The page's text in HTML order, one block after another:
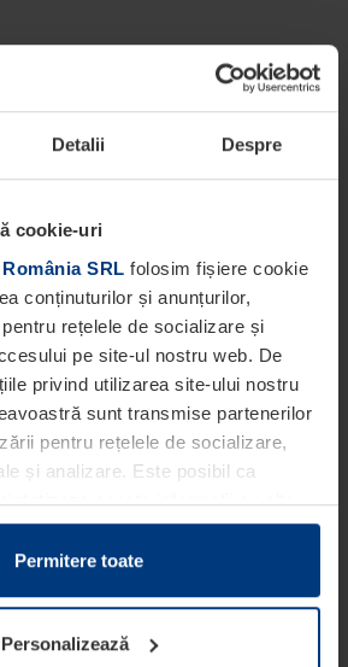
Detalii Despre
cookie-uri
SRL folosim fișiere cookie
conținuturilor și anunțurilor,
rețelele de socializare și
pe site-ul nostru web. De
privind utilizarea site-ului nostru
sunt transmise partenerilor
pentru rețelele de socializare,
și analizare. Este posibil ca
aceste informații cu alte
le-ați pus la dispoziția
fost colectate în cadrul utilizării
legal, putem stoca fișiere cookie pe
în cazul în care acestea sunt
Permitere toate
Personalizează